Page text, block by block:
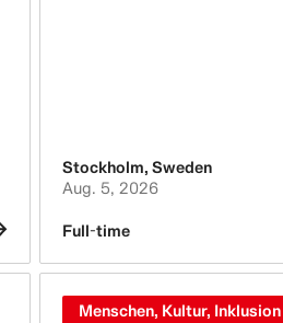
Stockholm, Sweden
Aug. 5, 2026
Full-time
Menschen, Kultur,